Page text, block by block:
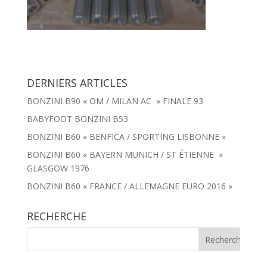
DERNIERS ARTICLES
BONZINI B90 « OM / MILAN AC » FINALE 93
BABYFOOT BONZINI B53
BONZINI B60 « BENFICA / SPORTING LISBONNE »
BONZINI B60 « BAYERN MUNICH / ST ÉTIENNE »
GLASGOW 1976
BONZINI B60 « FRANCE / ALLEMAGNE EURO 2016 »
RECHERCHE